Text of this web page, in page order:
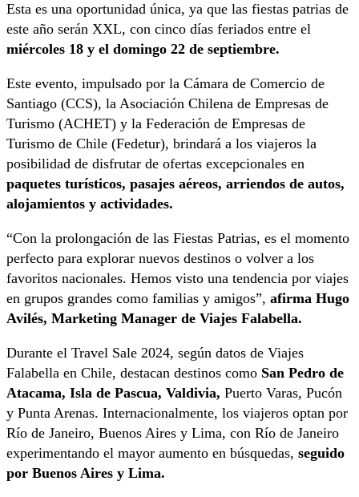
Esta es una oportunidad única, ya que las fiestas patrias de
este año serán XXL, con cinco días feriados entre el
miércoles 18 y el domingo 22 de septiembre.
Este evento, impulsado por la Cámara de Comercio de
Santiago (CCS), la Asociación Chilena de Empresas de
Turismo (ACHET) y la Federación de Empresas de
Turismo de Chile (Fedetur), brindará a los viajeros la
posibilidad de disfrutar de ofertas excepcionales en
paquetes turísticos, pasajes aéreos, arriendos de autos,
alojamientos y actividades.
“Con la prolongación de las Fiestas Patrias, es el momento
perfecto para explorar nuevos destinos o volver a los
favoritos nacionales. Hemos visto una tendencia por viajes
en grupos grandes como familias y amigos”, afirma Hugo
Avilés, Marketing Manager de Viajes Falabella.
Durante el Travel Sale 2024, según datos de Viajes
Falabella en Chile, destacan destinos como San Pedro de
Atacama, Isla de Pascua, Valdivia, Puerto Varas, Pucón
y Punta Arenas. Internacionalmente, los viajeros optan por
Río de Janeiro, Buenos Aires y Lima, con Río de Janeiro
experimentando el mayor aumento en búsquedas, seguido
por Buenos Aires y Lima.